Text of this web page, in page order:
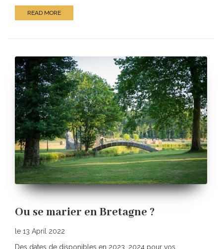
READ MORE
Ou se marier en Bretagne ?
le 13 April 2022
Des dates de disponibles en 2023, 2024 pour vos